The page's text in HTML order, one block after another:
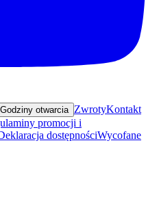
Godziny otwarcia ZwrotyKontakt
promocji i
dostępnościWycofane